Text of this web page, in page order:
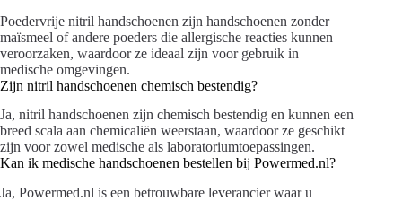
Poedervrije nitril handschoenen zijn handschoenen zonder
maïsmeel of andere poeders die allergische reacties kunnen
veroorzaken, waardoor ze ideaal zijn voor gebruik in
medische omgevingen.
Zijn nitril handschoenen chemisch bestendig?
Ja, nitril handschoenen zijn chemisch bestendig en kunnen een
breed scala aan chemicaliën weerstaan, waardoor ze geschikt
zijn voor zowel medische als laboratoriumtoepassingen.
Kan ik medische handschoenen bestellen bij Powermed.nl?
Ja, Powermed.nl is een betrouwbare leverancier waar u